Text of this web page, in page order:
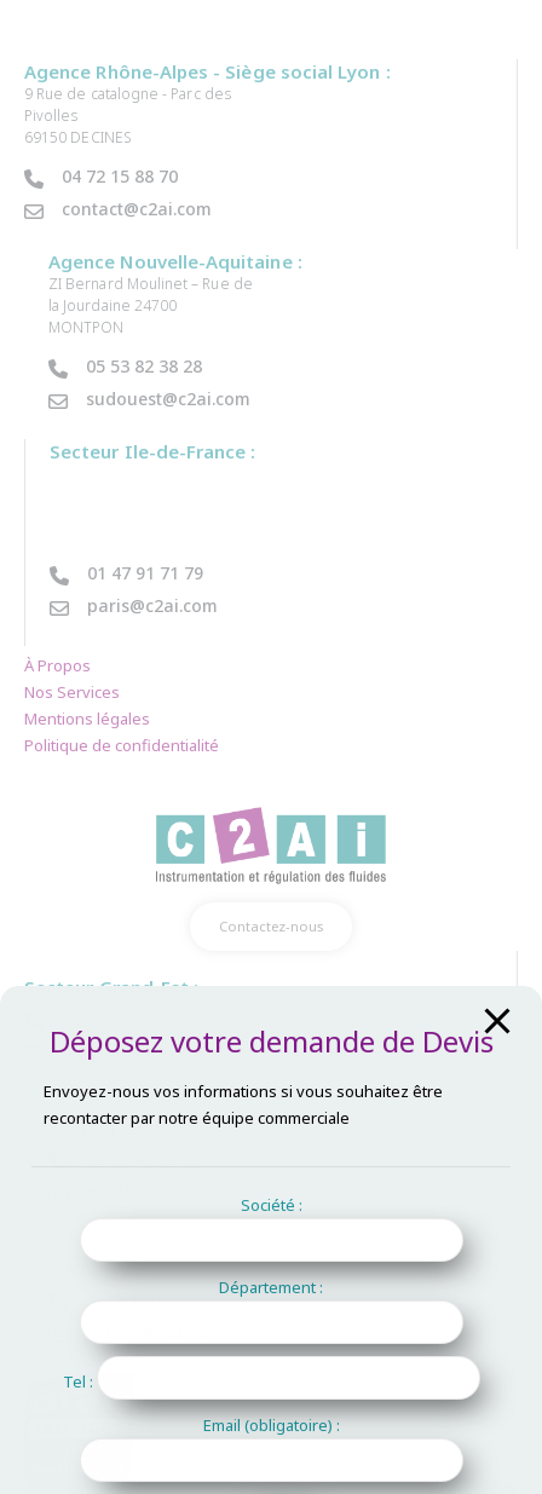
Agence Rhône-Alpes - Siège social Lyon :
9 Rue de catalogne - Parc des
Pivolles
69150 DECINES
04 72 15 88 70
contact@c2ai.com
Agence Nouvelle-Aquitaine :
ZI Bernard Moulinet – Rue de
la Jourdaine 24700
MONTPON
05 53 82 38 28
sudouest@c2ai.com
Secteur Ile-de-France :
01 47 91 71 79
paris@c2ai.com
À Propos
Nos Services
Mentions légales
Politique de confidentialité
Contactez-nous
Secteur Grand-Est :
mulhouse@c2ai.com
Secteur Ouest :
Secteur Maroc :
+(212) 661 458 422
Déposez votre demande de Devis
Envoyez-nous vos informations si vous souhaitez être
recontacter par notre équipe commerciale
Société :
Département :
Tel :
Email (obligatoire) :